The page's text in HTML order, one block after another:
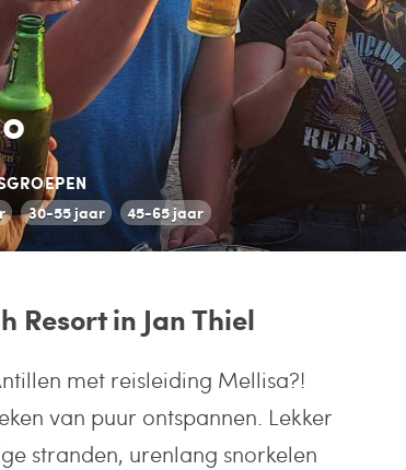
30-55 jaar 45-65 jaar
Resort in Jan Thiel
met reisleiding Mellisa?!
van puur ontspannen. Lekker
stranden, urenlang snorkelen